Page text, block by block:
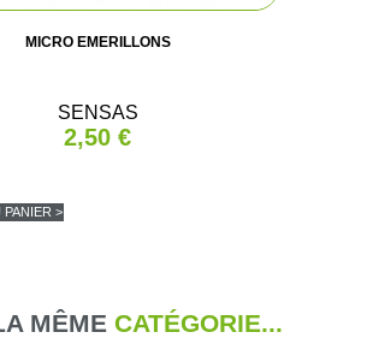
MICRO EMERILLONS
SENSAS
2,50 €
>
MÊME CATÉGORIE...